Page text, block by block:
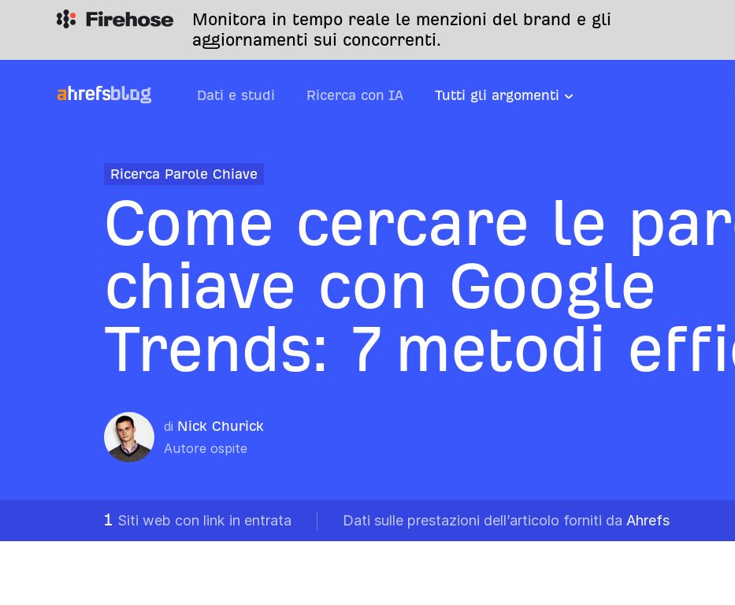
Monitora in tempo reale le menzioni del brand e gli
aggiornamenti sui concorrenti.
Dati e studi Ricerca con IA Tutti gli argomenti
Ricerca Parole Chiave
Come cercare le
chiave con Google
Trends: 7 metodi
di Nick Churick
Autore ospite
1 Siti web con link in entrata Dati sulle prestazioni dell’articolo forniti da Ahrefs